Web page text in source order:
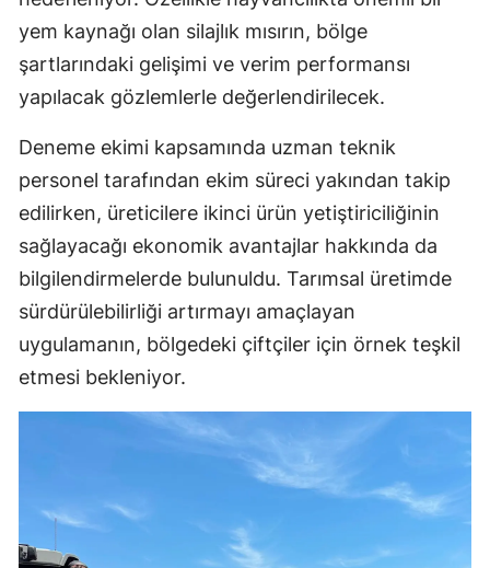
yem kaynağı olan silajlık mısırın, bölge
şartlarındaki gelişimi ve verim performansı
yapılacak gözlemlerle değerlendirilecek.
Deneme ekimi kapsamında uzman teknik
personel tarafından ekim süreci yakından takip
edilirken, üreticilere ikinci ürün yetiştiriciliğinin
sağlayacağı ekonomik avantajlar hakkında da
bilgilendirmelerde bulunuldu. Tarımsal üretimde
sürdürülebilirliği artırmayı amaçlayan
uygulamanın, bölgedeki çiftçiler için örnek teşkil
etmesi bekleniyor.